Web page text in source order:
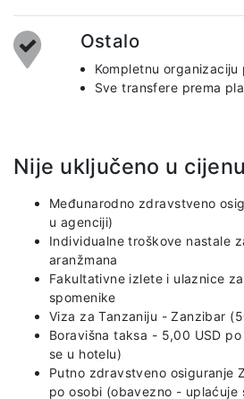
Ostalo
Kompletnu organizaciju
Sve transfere prema
Nije uključeno u cijenu
Međunarodno zdravstveno
u agenciji)
Individualne troškove nastale
aranžmana
Fakultativne izlete i ulaznice
spomenike
Viza za Tanzaniju - Zanzibar
Boravišna taksa - 5,00 USD
se u hotelu)
Putno zdravstveno osiguranje
po osobi (obavezno - uplaćuje